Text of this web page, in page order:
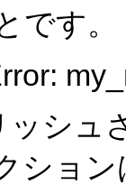
です。
シュ
ショ